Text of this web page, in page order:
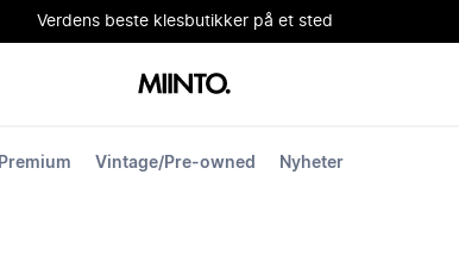
Verdens beste klesbutikker på et sted
Premium Vintage/Pre-owned Nyheter